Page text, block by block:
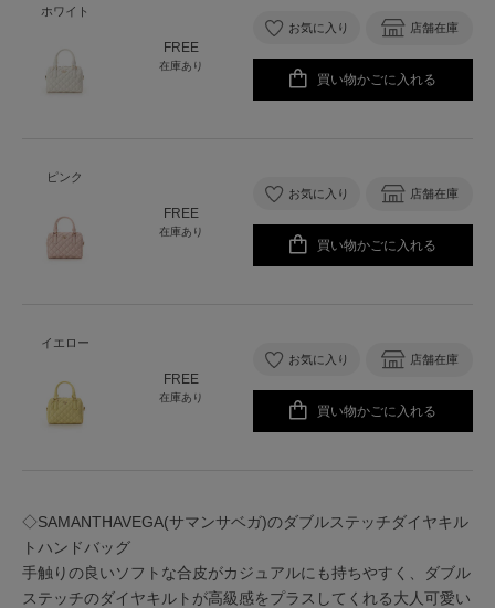
ホワイト
FREE
在庫あり
お気に入り 店舗在庫
買い物かごに入れる
ピンク
FREE
在庫あり
お気に入り 店舗在庫
買い物かごに入れる
イエロー
FREE
在庫あり
お気に入り 店舗在庫
買い物かごに入れる
◇SAMANTHAVEGA(サマンサベガ)のダブルステッチダイヤキル
トハンドバッグ
手触りの良いソフトな合皮がカジュアルにも持ちやすく、ダブル
ステッチのダイヤキルトが高級感をプラスしてくれる大人可愛い